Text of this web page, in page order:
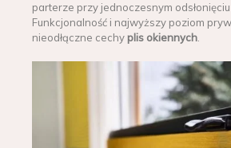
parterze przy jednoczesnym
Funkcjonalność i najwyższy poziom
nieodłączne cechyplis okiennych.